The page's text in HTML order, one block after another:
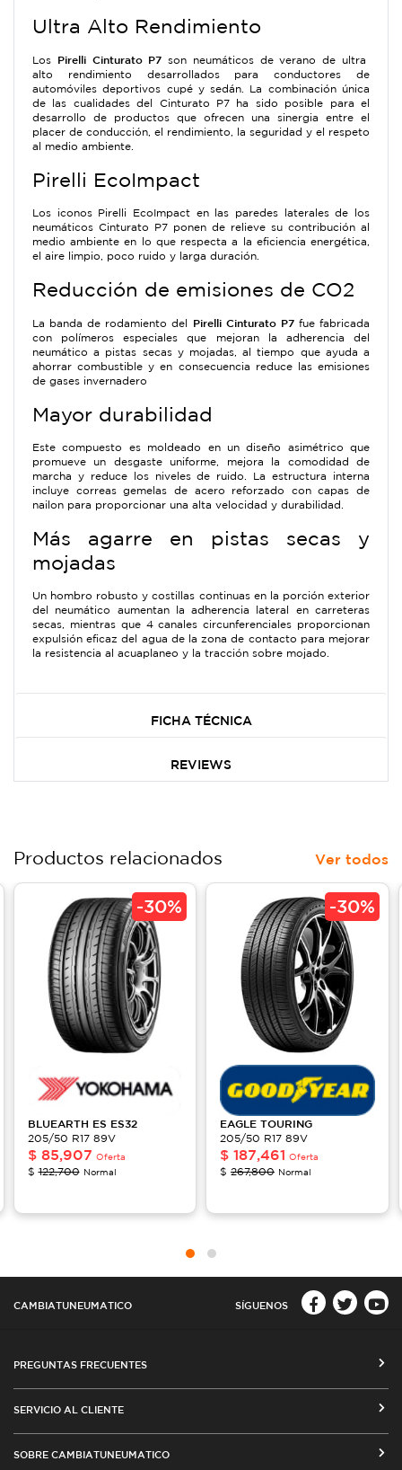
Ultra Alto Rendimiento
Los Pirelli Cinturato P7 son neumáticos de verano de ultra
alto rendimiento desarrollados para conductores de
automóviles deportivos cupé y sedán. La combinación única
de las cualidades del Cinturato P7 ha sido posible para el
desarrollo de productos que ofrecen una sinergia entre el
placer de conducción, el rendimiento, la seguridad y el respeto
al medio ambiente.
Pirelli EcoImpact
Los iconos Pirelli EcoImpact en las paredes laterales de los
neumáticos Cinturato P7 ponen de relieve su contribución al
medio ambiente en lo que respecta a la eficiencia energética,
el aire limpio, poco ruido y larga duración.
Reducción de emisiones de CO2
La banda de rodamiento del Pirelli Cinturato P7fue fabricada
con polímeros especiales que mejoran la adherencia del
neumático a pistas secas y mojadas, al tiempo que ayuda a
ahorrar combustible y en consecuencia reduce las emisiones
de gases invernadero
Mayor durabilidad
Este compuesto es moldeado en un diseño asimétrico que
promueve un desgaste uniforme, mejora la comodidad de
marcha y reduce los niveles de ruido. La estructura interna
incluye correas gemelas de acero reforzado con capas de
nailon para proporcionar una alta velocidad y durabilidad.
Más agarre en pistas secas y
mojadas
Un hombro robusto y costillas continuas en la porción exterior
del neumático aumentan la adherencia lateral en carreteras
secas, mientras que 4 canales circunferenciales proporcionan
expulsión eficaz del agua de la zona de contacto para mejorar
la resistencia al acuaplaneo y la tracción sobre mojado.
FICHA TÉCNICA
REVIEWS
Productos relacionados Ver todos
-30%
BLUEARTH ES ES32
205/50 R17 89V
$ 85,907 Oferta
$122,700 Normal
-30%
EAGLE TOURING
205/50 R17 89V
$ 187,461 Oferta
$ 267,800 Normal
CAMBIATUNEUMATICO SÍGUENOS
PREGUNTAS FRECUENTES
MEDIOS DE PAGO
SERVICIO AL CLIENTE
SOBRE CAMBIATUNEUMATICO